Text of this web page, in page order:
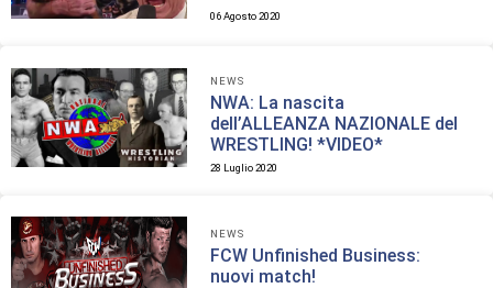
06 Agosto 2020
NEWS
NWA: La nascita
dell’ALLEANZA NAZIONALE del
WRESTLING! *VIDEO*
28 Luglio 2020
NEWS
FCW Unfinished Business:
nuovi match!